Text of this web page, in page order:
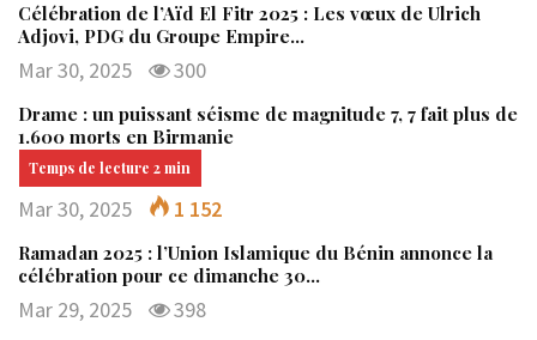
Célébration de l’Aïd El Fitr 2025 : Les vœux de Ulrich
Adjovi, PDG du Groupe Empire…
Mar 30, 2025 300
Drame : un puissant séisme de magnitude 7, 7 fait plus de
1.600 morts en Birmanie
Mar 30, 2025 1 152
Ramadan 2025 : l’Union Islamique du Bénin annonce la
célébration pour ce dimanche 30…
Mar 29, 2025 398